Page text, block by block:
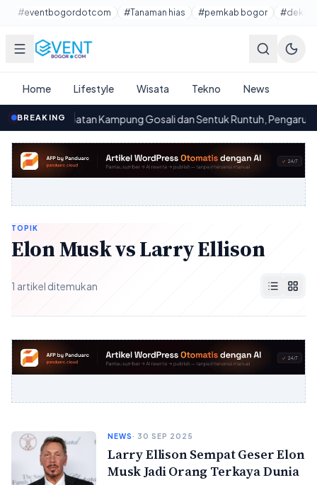
Lewati ke konten utama
#eventbogordotcom #Tanaman hias #pemkab bogor
Home Lifestyle Wisata Tekno News
BREAKING
00.08Jembatan Kampung Gosali dan Sentuk Runtuh, Pengaruhnya
TOPIK
Elon Musk vs Larry Ellison
1 artikel ditemukan
NEWS· 30 SEP 2025
Larry Ellison Sempat Geser Elon
Musk Jadi Orang Terkaya Dunia